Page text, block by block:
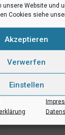
unsere Website und
Cookies siehe
Akzeptieren
Verwerfen
Einstellen
teilen